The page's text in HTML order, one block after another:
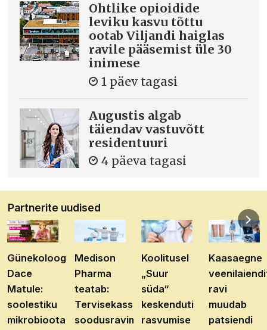
Ohtlike opioidide
leviku kasvu tõttu
ootab Viljandi haiglas
ravile pääsemist üle 30
inimese
1 päev tagasi
Augustis algab
täiendav vastuvõtt
residentuuri
4 päeva tagasi
Partnerite uudised
Günekoloog
Dace
Matule:
soolestiku
mikrobioota
Medison
Pharma
teatab:
Tervisekassa
soodusravimite
Koolitusel
„Suur
süda“
keskenduti
rasvumise
Kaasaegne
ravi
muudab
patsiendi